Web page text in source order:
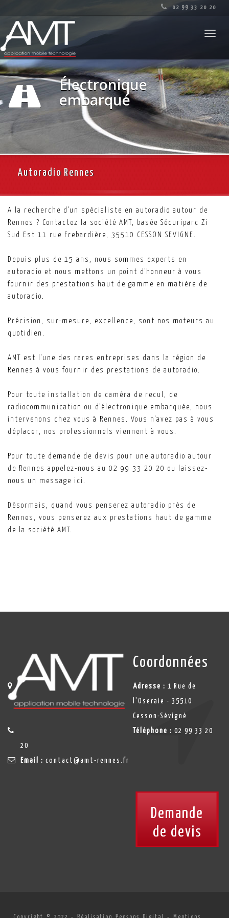
02 99 33 20 20
Électronique
embarqué
Autoradio Rennes
A la recherche d'un spécialiste en autoradio autour de
Rennes ? Contactez la société AMT, basée Sécuriparc Zi
Sud Est 11 rue Frebardière, 35510 CESSON SEVIGNE.
Depuis plus de 15 ans, nous sommes experts en
autoradio et nous mettons un point d'honneur à vous
fournir des prestations haut de gamme en matière de
autoradio.
Précision, sur-mesure, excellence, sont nos moteurs au
quotidien.
AMT est l'une des rares entreprises dans la région de
Rennes à vous fournir des prestations de autoradio.
Pour toute installation de caméra de recul, de
radiocommunication ou d'électronique embarquée, nous
intervenons chez vous à Rennes. Vous n'avez pas à vous
déplacer, nos professionnels viennent à vous.
Pour toute demande de devis pour une autoradio autour
de Rennes appelez-nous au 02 99 33 20 20 ou laissez-
nous un message ici.
Désormais, quand vous penserez autoradio près de
Rennes, vous penserez aux prestations haut de gamme
de la société AMT.
Coordonnées
Adresse : 1 Rue de
l'Oseraie - 35510
Cesson-Sévigné
Téléphone : 02 99 33 20
20
Email : contact@amt-rennes.fr
Demande
de devis